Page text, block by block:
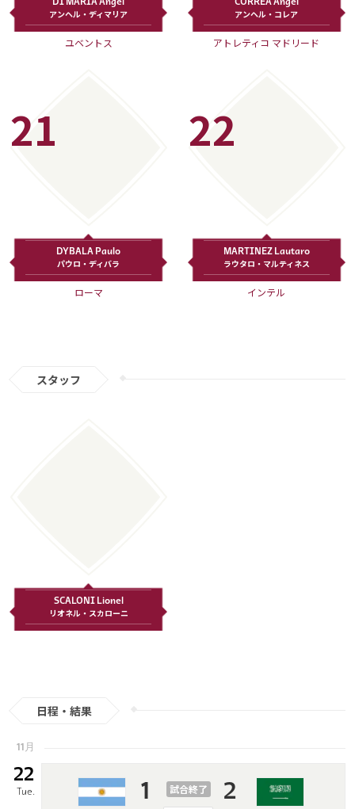
アンヘル・ディマリア
ユベントス
アンヘル・コレア
アトレティコ マドリード
21
DYBALA Paulo
パウロ・ディバラ
ローマ
22
MARTINEZ Lautaro
ラウタロ・マルティネス
インテル
スタッフ
SCALONI Lionel
リオネル・スカローニ
日程・結果
11月
22
Tue. 1 2
試合終了